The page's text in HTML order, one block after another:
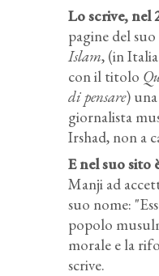
Lo scrive, nel
pagine del
Islam, (in
con il titolo
di pensare)
giornalista
Irshad, non a
E nel suo sito
Manji ad
suo nome:
popolo
morale e la
scrive.